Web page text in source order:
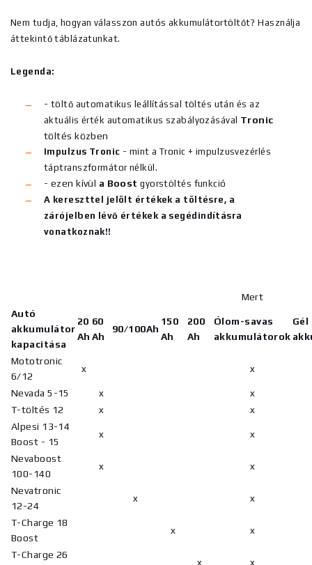
Nem tudja, hogyan válasszon autós akkumulátortöltőt? Használja
áttekintő táblázatunkat.
Legenda:
- töltő automatikus leállítással töltés után és az
aktuális érték automatikus szabályozásával Tronic
töltés közben
Impulzus Tronic - mint a Tronic + impulzusvezérlés
táptranszformátor nélkül.
- ezen kívül a Boost gyorstöltés funkció
A kereszttel jelölt értékek a töltésre, a
zárójelben lévő értékek a segédindításra
vonatkoznak!!
Mert
Autó
akkumulátor
kapacitása
20
Ah
60
Ah
90/100Ah
150
Ah
200
Ah
Ólom-savas
akkumulátorok
Gél
Mototronic
6/12
x x
Nevada 5-15 x
x
T-töltés 12
x
x
Alpesi 13-14
Boost - 15
x x
Nevaboost
100-140
x x
Nevatronic
12-24
x x
T-Charge 18
Boost
x x
T-Charge 26
x x